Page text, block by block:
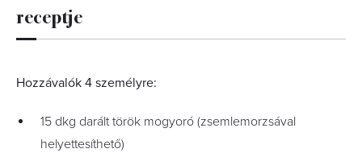
receptje
Hozzávalók 4 személyre:
15 dkg darált török mogyoró (zsemlemorzsával
helyettesíthető)